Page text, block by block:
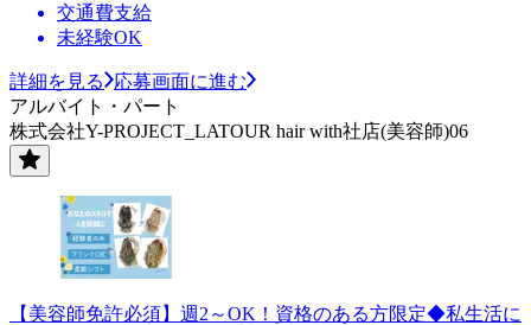
交通費支給
未経験OK
詳細を見る
応募画面に進む
アルバイト・パート
株式会社Y-PROJECT_LATOUR hair with社店(美容師)06
【美容師免許必須】週2～OK！資格のある方限定◆私生活に